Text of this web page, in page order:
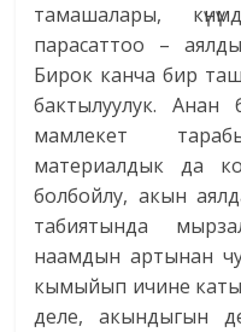
тамашалары,
парасаттоо –
Бирок канча бир
бактылуулук. Анан
мамлекет
материалдык да
болбойлу, акын
табиятында
наамдын артынан
кымыйып ичине
деле, акындыгын